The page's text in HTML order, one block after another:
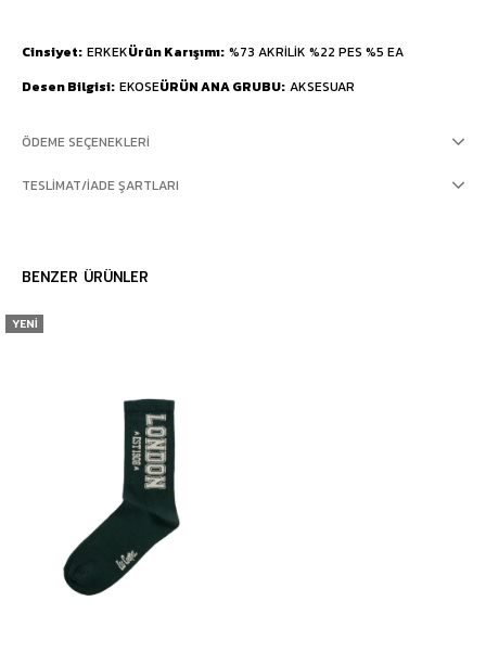
Cinsiyet ERKEKÜrün Karışımı %73 AKRİLİK %22 PES %5 EA
Desen Bilgisi EKOSEÜRÜN ANA GRUBU AKSESUAR
ÖDEME SEÇENEKLERI
TESLIMAT/İADE ŞARTLARI
BENZER ÜRÜNLER
YENI